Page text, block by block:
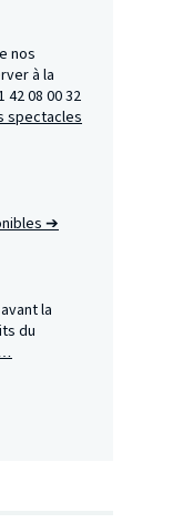
nos
à la
08 00 32
spectacles
➔
la
du